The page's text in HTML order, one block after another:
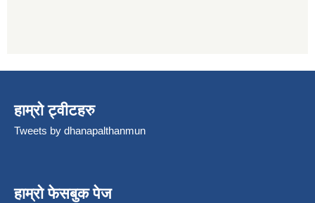
हाम्रो ट्वीटहरु
Tweets by dhanapalthanmun
हाम्रो फेसबुक पेज